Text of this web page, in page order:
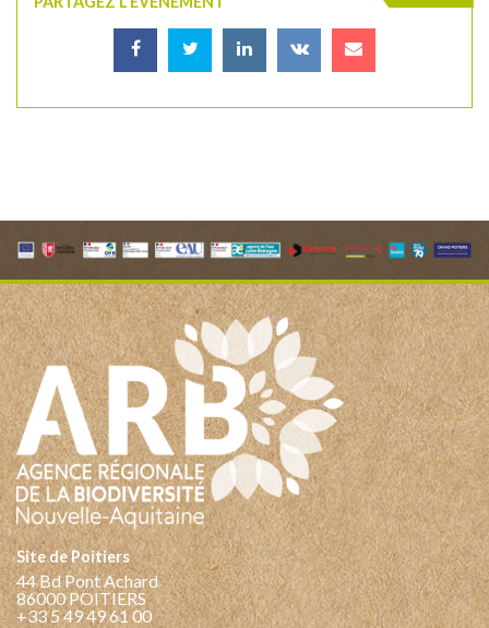
Site de Poitiers
44 Bd Pont Achard
86000 POITIERS
+33 5 49 49 61 00